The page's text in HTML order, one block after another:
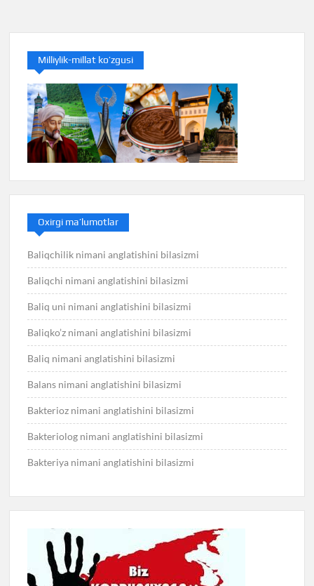
Milliylik-millat ko’zgusi
Oxirgi ma’lumotlar
Baliqchilik nimani anglatishini bilasizmi
Baliqchi nimani anglatishini bilasizmi
Baliq uni nimani anglatishini bilasizmi
Baliqko’z nimani anglatishini bilasizmi
Baliq nimani anglatishini bilasizmi
Balans nimani anglatishini bilasizmi
Bakterioz nimani anglatishini bilasizmi
Bakteriolog nimani anglatishini bilasizmi
Bakteriya nimani anglatishini bilasizmi